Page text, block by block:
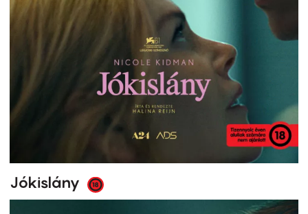
Jókislány